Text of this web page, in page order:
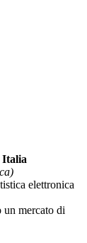
Italia
elettronica
un mercato di